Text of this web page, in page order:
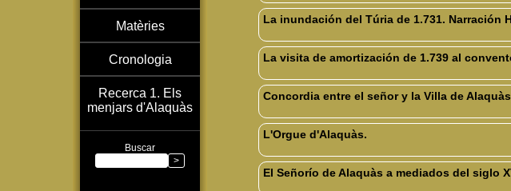
Matèries
Cronologia
Recerca 1. Els
menjars d'Alaquàs
Buscar
La inundación del Túria de 1.731. Narración
La visita de amortización de 1.739 al
Concordia entre el señor y la Villa de
L'Orgue d'Alaquàs.
El Señorío de Alaquàs a mediados del siglo